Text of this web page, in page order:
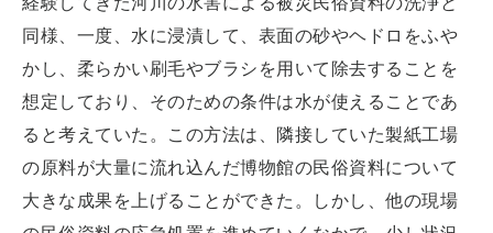
同様、一度、水に浸漬して、表面の砂やヘドロをふや
かし、柔らかい刷毛やブラシを用いて除去することを
想定しており、そのための条件は水が使えることであ
ると考えていた。この方法は、隣接していた製紙工場
の原料が大量に流れ込んだ博物館の民俗資料について
大きな成果を上げることができた。しかし、他の現場